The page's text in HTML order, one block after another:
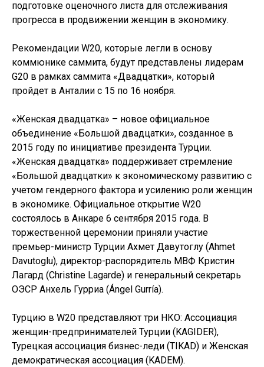
подготовке оценочного листа для отслеживания
прогресса в продвижении женщин в экономику.
Рекомендации W20, которые легли в основу
коммюнике саммита, будут представлены лидерам
G20 в рамках саммита «Двадцатки», который
пройдет в Анталии с 15 по 16 ноября.
«Женская двадцатка» – новое официальное
объединение «Большой двадцатки», созданное в
2015 году по инициативе президента Турции.
«Женская двадцатка» поддерживает стремление
«Большой двадцатки» к экономическому развитию с
учетом гендерного фактора и усилению роли женщин
в экономике. Официальное открытие W20
состоялось в Анкаре 6 сентября 2015 года. В
торжественной церемонии приняли участие
премьер-министр Турции Ахмет Давутоглу (Ahmet
Davutoglu), директор-распорядитель МВФ Кристин
Лагард (Christine Lagarde) и генеральный секретарь
ОЭСР Анхель Гурриа (Ángel Gurría).
Турцию в W20 представляют три НКО: Ассоциация
женщин-предпринимателей Турции (KAGIDER),
Турецкая ассоциация бизнес-леди (TIKAD) и Женская
демократическая ассоциация (KADEM).